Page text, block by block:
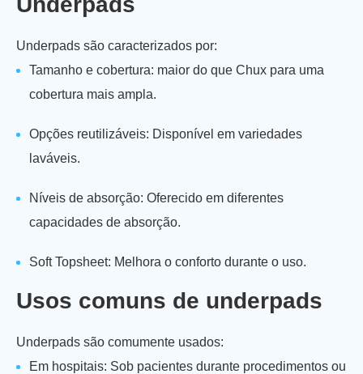
Underpads são caracterizados por:
Tamanho e cobertura: maior do que Chux para uma
cobertura mais ampla.
Opções reutilizáveis: Disponível em variedades
laváveis.
Níveis de absorção: Oferecido em diferentes
capacidades de absorção.
Soft Topsheet: Melhora o conforto durante o uso.
Usos comuns de underpads
Underpads são comumente usados:
Em hospitais: Sob pacientes durante procedimentos ou